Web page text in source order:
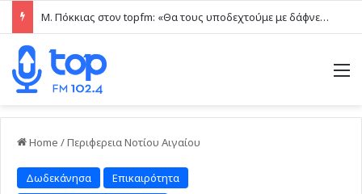
Μ. Πόκκιας στον topfm: «Θα τους υποδεχτούμε με δάφνες και πικροδάφνες» –Η ειρωνική “υποδοχή” στον υβριδικό σταθμό (ηχητικό)
Home /Περιφερεια Νοτίου Αιγαίου
Δωδεκάνησα
Επικαιρότητα